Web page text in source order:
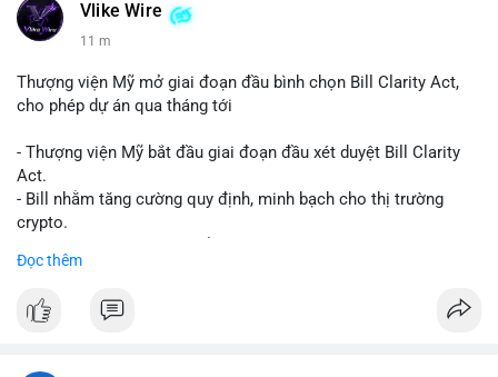
Vlike Wire
11 m
Thượng viện Mỹ mở giai đoạn đầu bình chọn Bill Clarity Act,
cho phép dự án qua tháng tới
- Thượng viện Mỹ bắt đầu giai đoạn đầu xét duyệt Bill Clarity
Act.
- Bill nhằm tăng cường quy định, minh bạch cho thị trường
crypto.
- Bill có thể ảnh hưởng pháp lý, hoạt động của các đồng tiền kỹ
Đọc thêm